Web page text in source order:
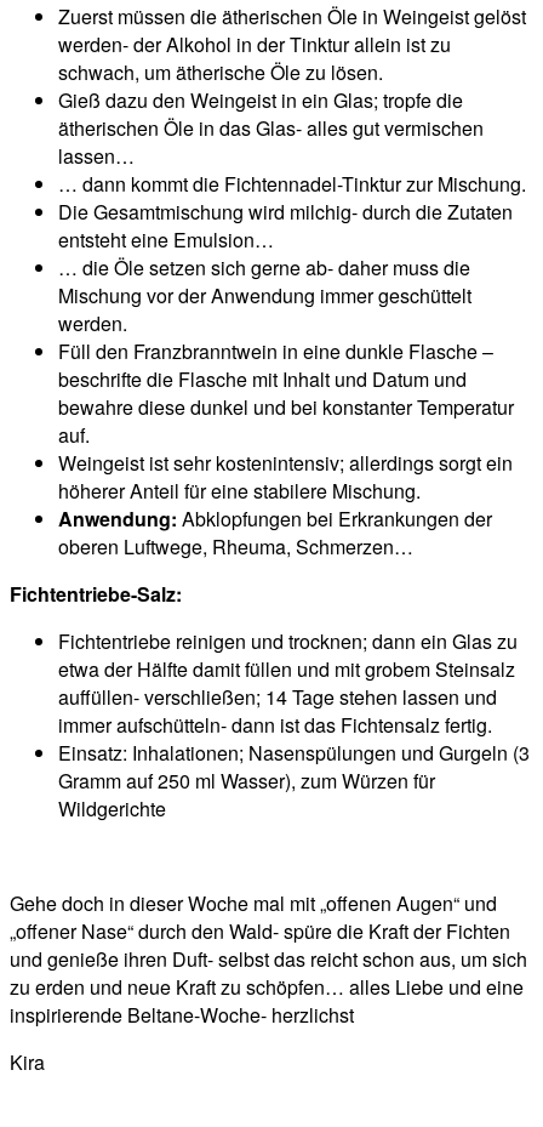
Zuerst müssen die ätherischen Öle in Weingeist gelöst
werden- der Alkohol in der Tinktur allein ist zu
schwach, um ätherische Öle zu lösen.
Gieß dazu den Weingeist in ein Glas; tropfe die
ätherischen Öle in das Glas- alles gut vermischen
lassen…
… dann kommt die Fichtennadel-Tinktur zur Mischung.
Die Gesamtmischung wird milchig- durch die Zutaten
entsteht eine Emulsion…
… die Öle setzen sich gerne ab- daher muss die
Mischung vor der Anwendung immer geschüttelt
werden.
Füll den Franzbranntwein in eine dunkle Flasche –
beschrifte die Flasche mit Inhalt und Datum und
bewahre diese dunkel und bei konstanter Temperatur
auf.
Weingeist ist sehr kostenintensiv; allerdings sorgt ein
höherer Anteil für eine stabilere Mischung.
Anwendung: Abklopfungen bei Erkrankungen der
oberen Luftwege, Rheuma, Schmerzen…
Fichtentriebe-Salz:
Fichtentriebe reinigen und trocknen; dann ein Glas zu
etwa der Hälfte damit füllen und mit grobem Steinsalz
auffüllen- verschließen; 14 Tage stehen lassen und
immer aufschütteln- dann ist das Fichtensalz fertig.
Einsatz: Inhalationen; Nasenspülungen und Gurgeln (3
Gramm auf 250 ml Wasser), zum Würzen für
Wildgerichte
Gehe doch in dieser Woche mal mit „offenen Augen“ und
„offener Nase“ durch den Wald- spüre die Kraft der Fichten
und genieße ihren Duft- selbst das reicht schon aus, um sich
zu erden und neue Kraft zu schöpfen… alles Liebe und eine
inspirierende Beltane-Woche- herzlichst
Kira